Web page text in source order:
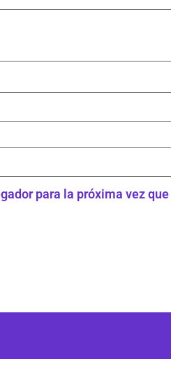
para la próxima vez